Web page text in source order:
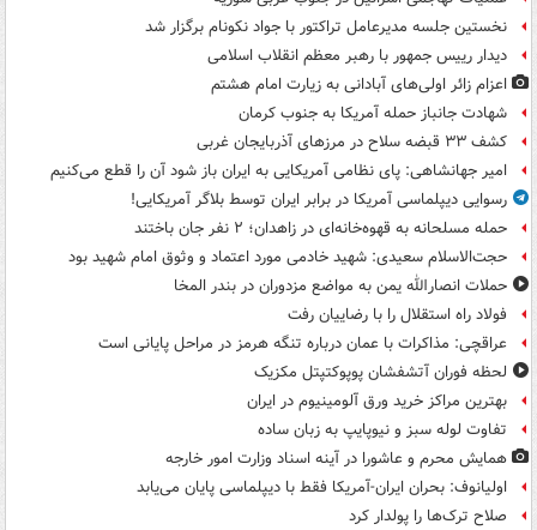
نخستین جلسه مدیرعامل تراکتور با جواد نکونام برگزار شد
دیدار رییس جمهور با رهبر معظم انقلاب اسلامی
اعزام زائر اولی‌های آبادانی به زیارت امام هشتم
شهادت جانباز حمله آمریکا به جنوب کرمان
کشف ۳۳ قبضه سلاح در مرزهای آذربایجان غربی
امیر جهانشاهی: پای نظامی آمریکایی به ایران باز شود آن را قطع می‌کنیم
رسوایی دیپلماسی آمریکا در برابر ایران توسط بلاگر آمریکایی!
حمله مسلحانه به قهوه‌خانه‌ای در زاهدان؛ ۲ نفر جان باختند
حجت‌الاسلام سعیدی: شهید خادمی مورد اعتماد و وثوق امام شهید بود
حملات انصارالله یمن به مواضع مزدوران در بندر المخا
فولاد راه استقلال را با رضاییان رفت
عراقچی: مذاکرات با عمان درباره تنگه هرمز در مراحل پایانی است
لحظه فوران آتشفشان پوپوکتپتل مکزیک
بهترین مراکز خرید ورق آلومینیوم در ایران
تفاوت لوله سبز و نیوپایپ به زبان ساده
همایش محرم و عاشورا در آینه اسناد وزارت امور خارجه
اولیانوف: بحران ایران-آمریکا فقط با دیپلماسی پایان می‌یابد
صلاح ترک‌ها را پولدار کرد